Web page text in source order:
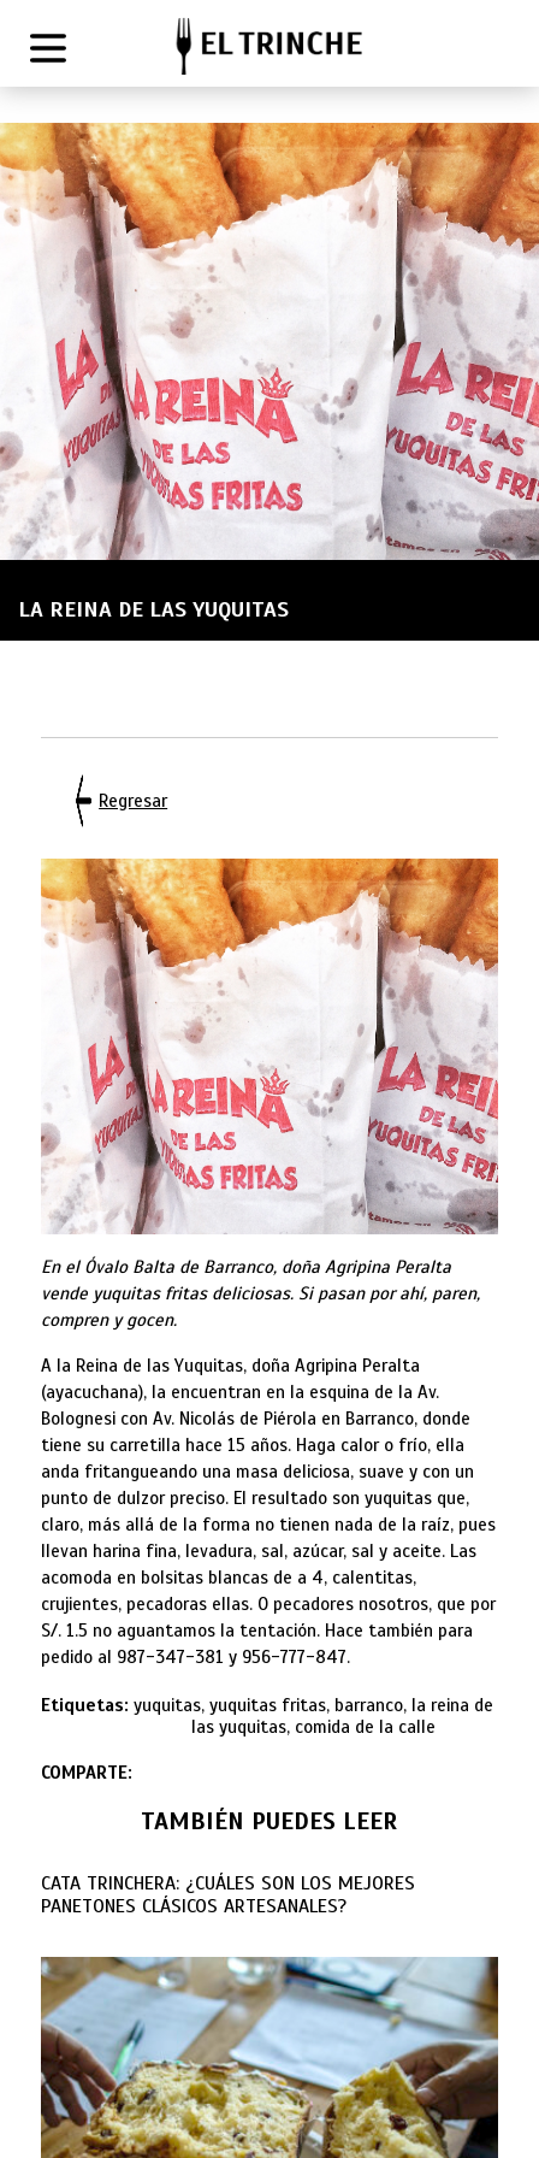
LA REINA DE LAS YUQUITAS
Regresar
En el Óvalo Balta de Barranco, doña Agripina Peralta
vende yuquitas fritas deliciosas. Si pasan por ahí, paren,
compren y gocen.
A la Reina de las Yuquitas, doña Agripina Peralta
(ayacuchana), la encuentran en la esquina de la Av.
Bolognesi con Av. Nicolás de Piérola en Barranco, donde
tiene su carretilla hace 15 años. Haga calor o frío, ella
anda fritangueando una masa deliciosa, suave y con un
punto de dulzor preciso. El resultado son yuquitas que,
claro, más allá de la forma no tienen nada de la raíz, pues
llevan harina fina, levadura, sal, azúcar, sal y aceite. Las
acomoda en bolsitas blancas de a 4, calentitas,
crujientes, pecadoras ellas. O pecadores nosotros, que por
S/. 1.5 no aguantamos la tentación. Hace también para
pedido al 987-347-381 y 956-777-847.
Etiquetas: yuquitas, yuquitas fritas, barranco, la reina de
las yuquitas, comida de la calle
COMPARTE:
TAMBIÉN PUEDES LEER
CATA TRINCHERA: ¿CUÁLES SON LOS MEJORES
PANETONES CLÁSICOS ARTESANALES?